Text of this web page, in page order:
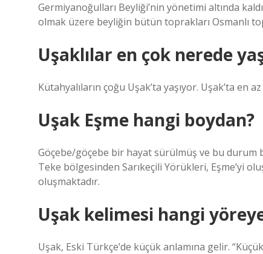
Germiyanoğulları Beyliği’nin yönetimi altında
olmak üzere beyliğin bütün toprakları Osmanlı
Uşaklılar en çok nerede
Kütahyalıların çoğu Uşak’ta yaşıyor. Uşak’ta en
Uşak Eşme hangi boydan?
Göçebe/göçebe bir hayat sürülmüş ve bu durum
Teke bölgesinden Sarıkeçili Yörükleri, Eşme’yi
oluşmaktadır.
Uşak kelimesi hangi
Uşak, Eski Türkçe’de küçük anlamına gelir.